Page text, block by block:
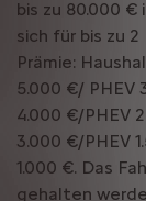
bis zu 80.000 €
sich für bis zu
Prämie:
5.000 €/ PHEV
4.000 €/PHEV
3.000 €/PHEV
1.000 €. Das
gehalten